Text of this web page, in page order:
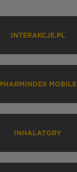
INTERAKCJE.PL
PHARMINDEX MOBILE
INHALATORY